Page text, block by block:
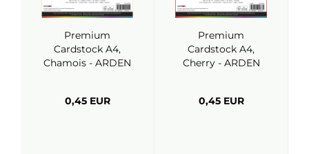
Premium
Cardstock A4,
Chamois - ARDEN
0,45 EUR
Premium
Cardstock A4,
Cherry - ARDEN
0,45 EUR